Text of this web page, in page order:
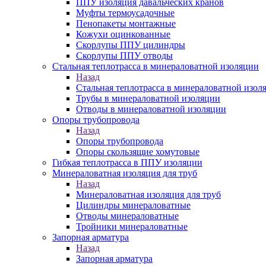
ППУ изоляция давальческих кранов
Муфты термоусадочные
Пенопакеты монтажные
Кожухи оцинкованные
Скорлупы ППУ цилиндры
Скорлупы ППУ отводы
Стальная теплотрасса в минераловатной изоляции
Назад
Стальная теплотрасса в минераловатной
Трубы в минераловатной изоляции
Отводы в минераловатной изоляции
Опоры трубопровода
Назад
Опоры трубопровода
Опоры скользящие хомутовые
Гибкая теплотрасса в ППУ изоляции
Минераловатная изоляция для труб
Назад
Минераловатная изоляция для труб
Цилиндры минераловатные
Отводы минераловатные
Тройники минераловатные
Запорная арматура
Назад
Запорная арматура